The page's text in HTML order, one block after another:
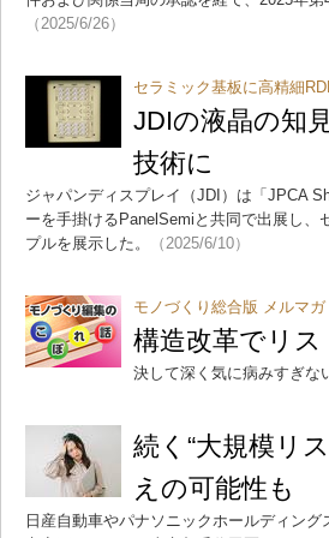
（2025/6/26）
セラミック基板に高精細
JDIの液晶の知
技術に
ジャパンディスプレイ（JDI）は「JPCA
ーを手掛けるPanelSemiと共同で出展し
プルを展示した。
（2025/6/10）
モノづくり総合版 メルマガ
構造改革でリ
決して深く気に病みすぎな
続く“大規模リ
えの可能性も
日産自動車やパナソニックホールディン